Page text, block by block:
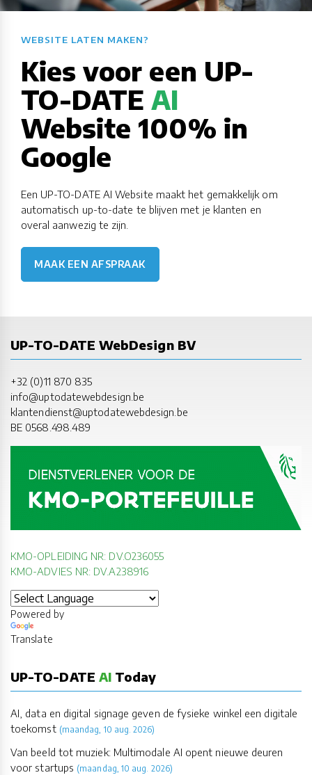
WEBSITE LATEN MAKEN?​​​​​​​​​​​​​​
Kies voor een UP-
TO-DATE AI
Website 100% in
Google
Een UP-TO-DATE AI Website maakt het gemakkelijk om
automatisch up-to-date te blijven met je klanten en
overal aanwezig te zijn.
MAAK EEN AFSPRAAK
UP-TO-DATE WebDesign BV
+32 (0)11 870 835
info@uptodatewebdesign.be
klantendienst@uptodatewebdesign.be
BE 0568.498.489
KMO-OPLEIDING NR: DV.O236055
KMO-ADVIES NR: DV.A238916
Powered by
Translate
UP-TO-DATE AI Today
AI, data en digital signage geven de fysieke winkel een digitale
toekomst (maandag, 10 aug. 2026)
Van beeld tot muziek: Multimodale AI opent nieuwe deuren
voor startups (maandag, 10 aug. 2026)